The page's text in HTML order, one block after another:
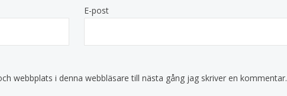
E-post
webbplats i denna webbläsare till nästa gång jag skriver en kommentar.